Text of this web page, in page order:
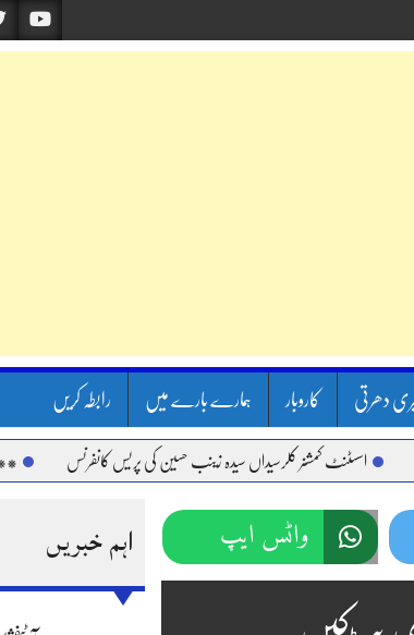
دھرتی کاروبار ہمارے بارے میں رابطہ کریں
اسسٹنٹ کمشنر کلرسیداں سیدہ زینب حسین کی پریس کانفرنس
اہم خبریں واٹس ایپ